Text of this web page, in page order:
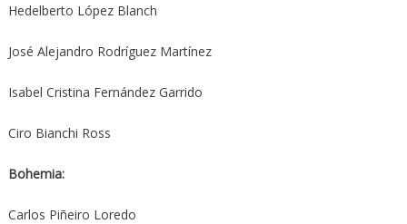
Hedelberto López Blanch
José Alejandro Rodríguez Martínez
Isabel Cristina Fernández Garrido
Ciro Bianchi Ross
Bohemia:
Carlos Piñeiro Loredo